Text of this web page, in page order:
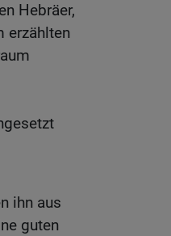
Hebräer,
erzählten
ihn aus
guten